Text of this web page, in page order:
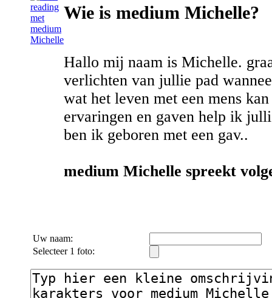
Wie is medium Michelle?
Hallo mij naam is Michelle.
verlichten van jullie pad
wat het leven met een mens
ervaringen en gaven help ik
ben ik geboren met een gav..
medium Michelle spreekt
Uw naam:
Selecteer 1 foto: